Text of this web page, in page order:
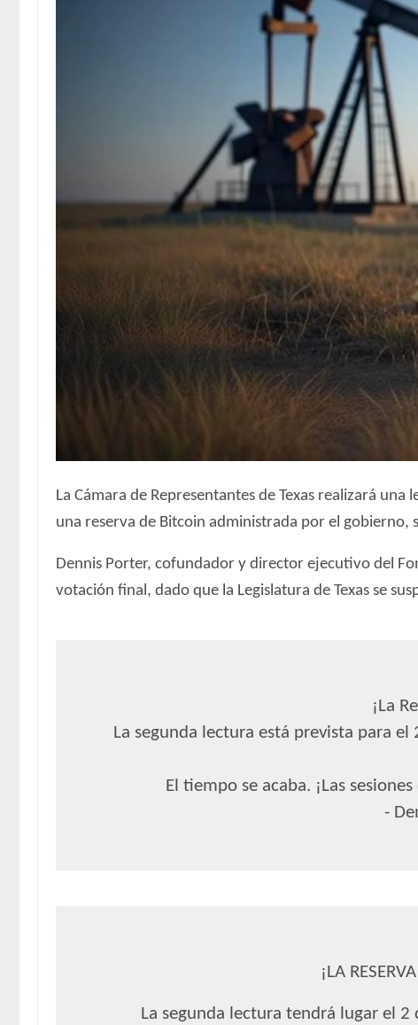
La Cámara de Representantes de Texas realizará
una reserva de Bitcoin administrada por el gobierno,
Dennis Porter, cofundador y director ejecutivo del
votación final, dado que la Legislatura de Texas se
¡La
La segunda lectura está prevista para
El tiempo se acaba. ¡Las
-
¡LA
La segunda lectura tendrá lugar el 2